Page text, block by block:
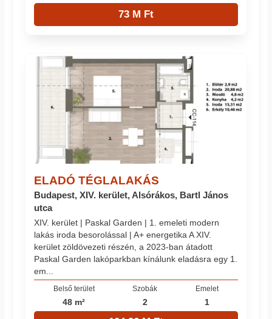
73 M Ft
ELADÓ TÉGLALAKÁS
Budapest, XIV. kerület, Alsórákos, Bartl János
utca
XIV. kerület | Paskal Garden | 1. emeleti modern
lakás iroda besorolással | A+ energetika A XIV.
kerület zöldövezeti részén, a 2023-ban átadott
Paskal Garden lakóparkban kínálunk eladásra egy 1.
em...
Belső terület
48 m²
Szobák
2
Emelet
1